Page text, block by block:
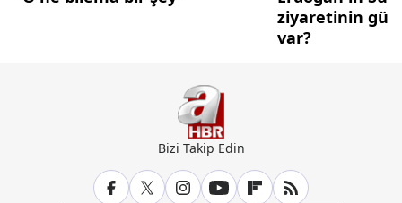
ziyaretinin
var?
Bizi Takip Edin